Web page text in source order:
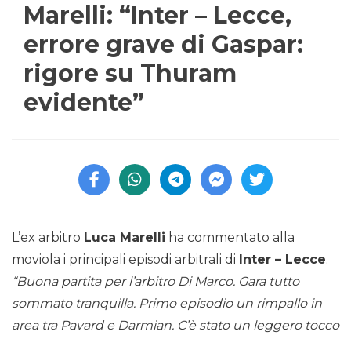
Marelli: “Inter – Lecce,
errore grave di Gaspar:
rigore su Thuram
evidente”
L’ex arbitro Luca Marelli ha commentato alla
moviola i principali episodi arbitrali di Inter – Lecce.
“Buona partita per l’arbitro Di Marco. Gara tutto
sommato tranquilla. Primo episodio un rimpallo in
area tra Pavard e Darmian. C’è stato un leggero tocco